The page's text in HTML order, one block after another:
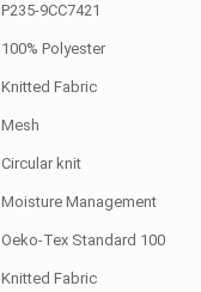
P235-9CC7421
100% Polyester
Knitted Fabric
Mesh
Circular knit
Moisture Management
Oeko-Tex Standard 100
Knitted Fabric